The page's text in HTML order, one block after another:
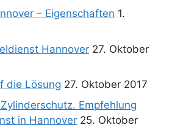
– Eigenschaften 1.
Hannover 27. Oktober
die Lösung 27. Oktober 2017
Empfehlung
in Hannover 25. Oktober